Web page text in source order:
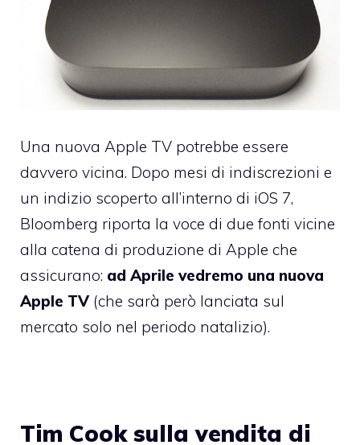
Una nuova Apple TV potrebbe essere
davvero vicina. Dopo mesi di indiscrezioni e
un indizio scoperto all’interno di iOS 7,
Bloomberg riporta la voce di due fonti vicine
alla catena di produzione di Apple che
assicurano: ad Aprile vedremo una nuova
Apple TV (che sarà però lanciata sul
mercato solo nel periodo natalizio).
Tim Cook sulla vendita di